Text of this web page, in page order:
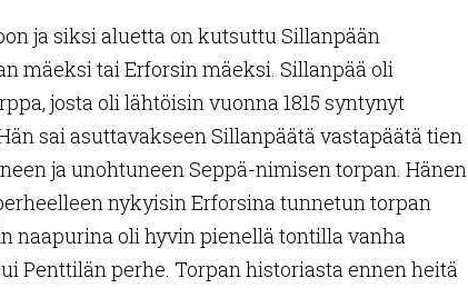
ja siksi aluetta on kutsuttu Sillanpään
mäeksi tai Erforsin mäeksi. Sillanpää oli
josta oli lähtöisin vuonna 1815 syntynyt
sai asuttavakseen Sillanpäätä vastapäätä tien
ja unohtuneen Seppä-nimisen torpan. Hänen
nykyisin Erforsina tunnetun torpan
naapurina oli hyvin pienellä tontilla vanha
Penttilän perhe. Torpan historiasta ennen heitä